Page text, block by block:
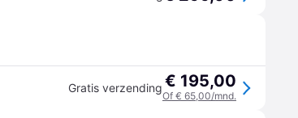
Gratis verzending € 195,00
Of € 65,00/mnd.